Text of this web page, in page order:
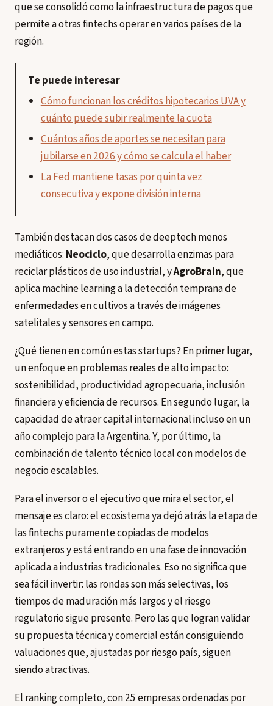
que se consolidó como la infraestructura de pagos que
permite a otras fintechs operar en varios países de la
región.
Te puede interesar
Cómo funcionan los créditos hipotecarios UVA y
cuánto puede subir realmente la cuota
Cuántos años de aportes se necesitan para
jubilarse en 2026 y cómo se calcula el haber
La Fed mantiene tasas por quinta vez
consecutiva y expone división interna
También destacan dos casos de deeptech menos
mediáticos: Neociclo, que desarrolla enzimas para
reciclar plásticos de uso industrial, yAgroBrain, que
aplica machine learning a la detección temprana de
enfermedades en cultivos a través de imágenes
satelitales y sensores en campo.
¿Qué tienen en común estas startups? En primer lugar,
un enfoque en problemas reales de alto impacto:
sostenibilidad, productividad agropecuaria, inclusión
financiera y eficiencia de recursos. En segundo lugar, la
capacidad de atraer capital internacional incluso en un
año complejo para la Argentina. Y, por último, la
combinación de talento técnico local con modelos de
negocio escalables.
Para el inversor o el ejecutivo que mira el sector, el
mensaje es claro: el ecosistema ya dejó atrás la etapa de
las fintechs puramente copiadas de modelos
extranjeros y está entrando en una fase de innovación
aplicada a industrias tradicionales. Eso no significa que
sea fácil invertir: las rondas son más selectivas, los
tiempos de maduración más largos y el riesgo
regulatorio sigue presente. Pero las que logran validar
su propuesta técnica y comercial están consiguiendo
valuaciones que, ajustadas por riesgo país, siguen
siendo atractivas.
El ranking completo, con 25 empresas ordenadas por